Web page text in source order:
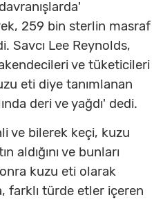
259 bin sterlin masraf
Savcı Lee Reynolds,
ve tüketicileri
eti diye tanımlanan
deri ve yağdı' dedi.
ve bilerek keçi, kuzu
aldığını ve bunları
kuzu eti olarak
farklı türde etler içeren